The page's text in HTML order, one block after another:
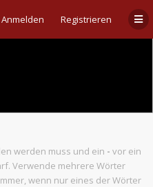
Anmelden Registrieren
werden muss und ein - vor ein
Verwende mehrere Wörter
wenn nur eines der Wörter